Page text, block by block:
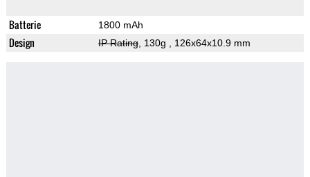
Batterie 1800 mAh
Design IP Rating, 130g , 126x64x10.9 mm